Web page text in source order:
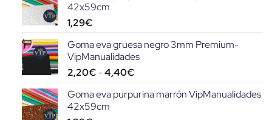
producto
de
42x59cm
1,29€
Goma eva gruesa negro 3mm Premium-
VipManualidades
2,20€-4,40€Rango
precios:
Goma eva purpurina marrón VipManualidades
42x59cm